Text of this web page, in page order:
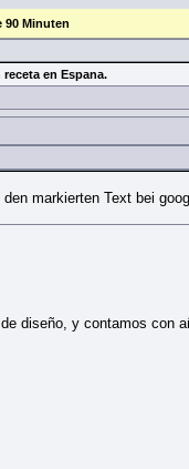
90 Minuten
en Espana.
diseño, y contamos con